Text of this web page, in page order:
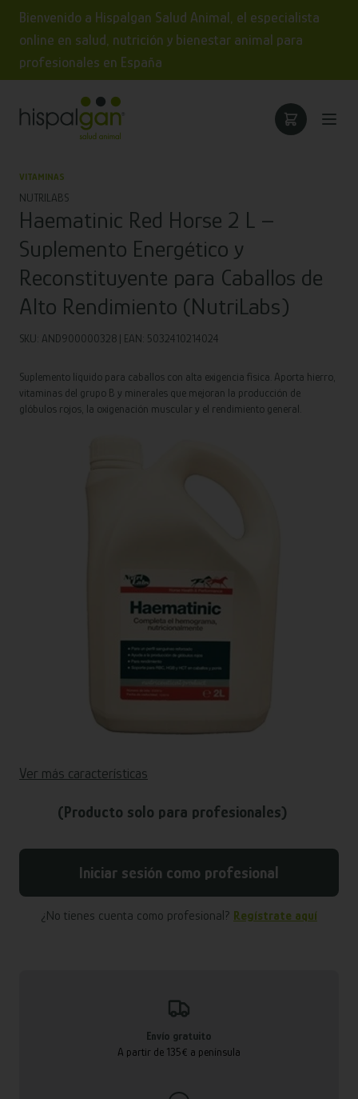
Bienvenido a Hispalgan Salud Animal, el especialista
online en salud, nutrición y bienestar animal para
profesionales en España
VITAMINAS
NUTRILABS
Haematinic Red Horse 2 L –
Suplemento Energético y
Reconstituyente para Caballos de
Alto Rendimiento (NutriLabs)
SKU: AND900000328 | EAN: 5032410214024
Suplemento líquido para caballos con alta exigencia física. Aporta hierro,
vitaminas del grupo B y minerales que mejoran la producción de
glóbulos rojos, la oxigenación muscular y el rendimiento general.
Ver más características
(Producto solo para profesionales)
Iniciar sesión como profesional
¿No tienes cuenta como profesional? Regístrate aquí
Envío gratuito
A partir de 135€ a península